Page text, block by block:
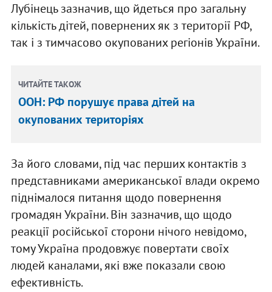
Лубінець зазначив, що йдеться про загальну
кількість дітей, повернених як з території РФ,
так і з тимчасово окупованих регіонів України.
ЧИТАЙТЕ ТАКОЖ
ООН: РФ порушує права дітей на
окупованих територіях
За його словами, під час перших контактів з
представниками американської влади окремо
піднімалося питання щодо повернення
громадян України. Він зазначив, що щодо
реакції російської сторони нічого невідомо,
тому Україна продовжує повертати своїх
людей каналами, які вже показали свою
ефективність.